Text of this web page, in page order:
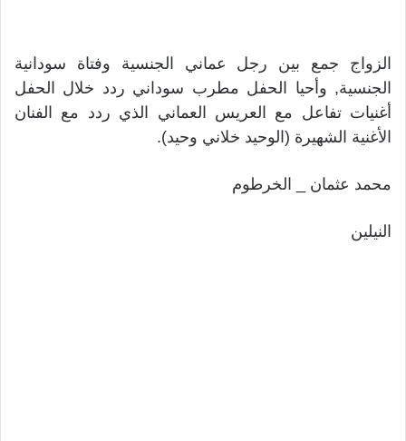
الزواج جمع بين رجل عماني الجنسية وفتاة سودانية
الجنسية, وأحيا الحفل مطرب سوداني ردد خلال الحفل
أغنيات تفاعل مع العريس العماني الذي ردد مع الفنان
الأغنية الشهيرة (الوحيد خلاني وحيد).
محمد عثمان _ الخرطوم
النيلين